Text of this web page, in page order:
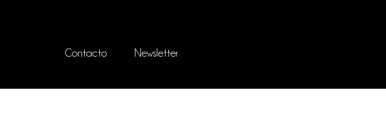
Contacto Newsletter